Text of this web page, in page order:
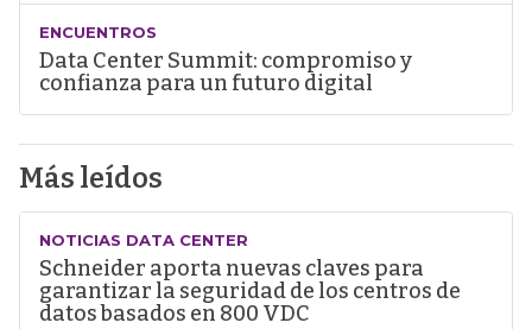
ENCUENTROS
Data Center Summit: compromiso y
confianza para un futuro digital
Más leídos
NOTICIAS DATA CENTER
Schneider aporta nuevas claves para
garantizar la seguridad de los centros de
datos basados en 800 VDC